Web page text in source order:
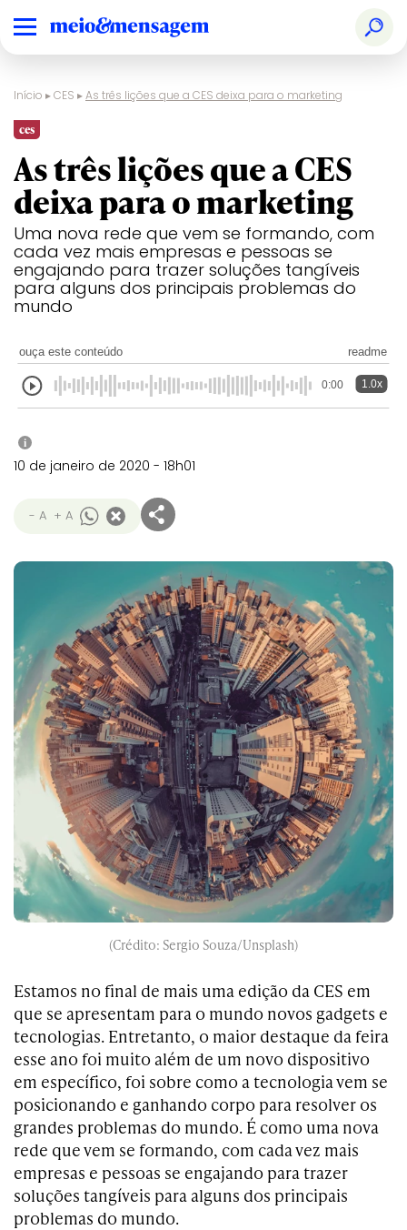
Início ▸CES ▸As três lições que a CES deixa para o marketing
ces
As três lições que a CES
deixa para o marketing
Uma nova rede que vem se formando, com
cada vez mais empresas e pessoas se
engajando para trazer soluções tangíveis
para alguns dos principais problemas do
mundo
ouça este conteúdo readme
0:00 1.0x
i
10 de janeiro de 2020 - 18h01
- A + A
(Crédito: Sergio Souza/Unsplash)
Estamos no final de mais uma edição da CES em
que se apresentam para o mundo novos gadgets e
tecnologias. Entretanto, o maior destaque da feira
esse ano foi muito além de um novo dispositivo
em específico, foi sobre como a tecnologia vem se
posicionando e ganhando corpo para resolver os
grandes problemas do mundo. É como uma nova
rede que vem se formando, com cada vez mais
empresas e pessoas se engajando para trazer
soluções tangíveis para alguns dos principais
problemas do mundo.